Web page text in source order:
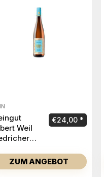
Weil
€24,00
ZUM ANGEBOT